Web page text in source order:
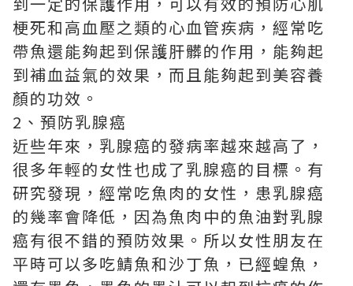
梗死和高血壓之類的心血管疾病，經常吃
帶魚還能夠起到保護肝髒的作用，能夠起
到補血益氣的效果，而且能夠起到美容養
顏的功效。
2、預防乳腺癌
近些年來，乳腺癌的發病率越來越高了，
很多年輕的女性也成了乳腺癌的目標。有
研究發現，經常吃魚肉的女性，患乳腺癌
的幾率會降低，因為魚肉中的魚油對乳腺
癌有很不錯的預防效果。所以女性朋友在
平時可以多吃鯖魚和沙丁魚，已經蝗魚，